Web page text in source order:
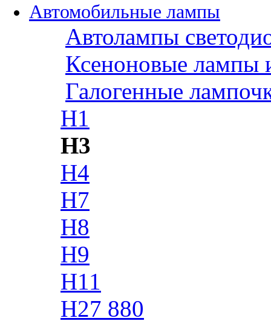
Автомобильные лампы
Автолампы
Ксеноновые лампы
Галогенные
H1
H3
H4
H7
H8
H9
H11
H27 880